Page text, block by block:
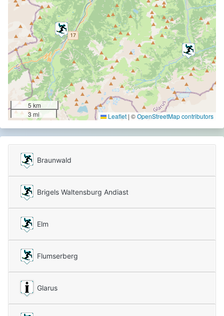
5 km
3 mi
Leaflet | ©OpenStreetMap contributors
Braunwald
Brigels Waltensburg Andiast
Elm
Flumserberg
Glarus